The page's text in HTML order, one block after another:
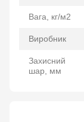
Вага, кг/м2
Виробник
Захисний
шар, мм